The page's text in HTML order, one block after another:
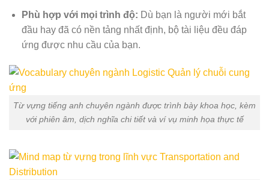
Phù hợp với mọi trình độ: Dù bạn là người mới bắt
đầu hay đã có nền tảng nhất định, bộ tài liệu đều đáp
ứng được nhu cầu của bạn.
Từ vựng tiếng anh chuyên ngành được trình bày khoa học, kèm
với phiên âm, dịch nghĩa chi tiết và ví vụ minh họa thực tế